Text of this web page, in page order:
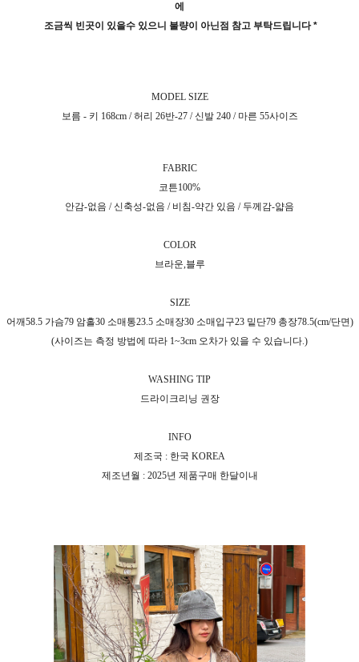
에
조금씩 빈곳이 있을수 있으니 불량이 아닌점 참고 부탁드립니다 *
MODEL SIZE
보름 - 키 168cm / 허리 26반-27 / 신발 240 / 마른 55사이즈
FABRIC
코튼100%
안감-없음 / 신축성-없음 / 비침-약간 있음 / 두께감-얇음
COLOR
브라운,블루
SIZE
어깨58.5 가슴79 암홀30 소매통23.5 소매장30 소매입구23 밑단79 총장78.5(cm/단면)
(사이즈는 측정 방법에 따라 1~3cm 오차가 있을 수 있습니다.)
WASHING TIP
드라이크리닝 권장
INFO
제조국 : 한국 KOREA
제조년월 : 2025년 제품구매 한달이내